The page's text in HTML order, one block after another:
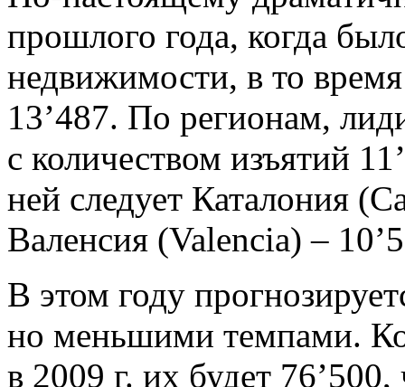
прошлого года, когда
недвижимости, в то время
13’487. По регионам,
c количеством изъятий
ней следует Каталония
Валенсия (Valencia) –
В этом году
но меньшими темпами.
в 2009 г. их будет